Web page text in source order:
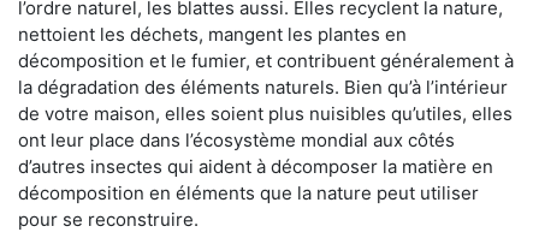
l’ordre naturel, les blattes aussi. Elles recyclent la nature,
nettoient les déchets, mangent les plantes en
décomposition et le fumier, et contribuent généralement à
la dégradation des éléments naturels. Bien qu’à l’intérieur
de votre maison, elles soient plus nuisibles qu’utiles, elles
ont leur place dans l’écosystème mondial aux côtés
d’autres insectes qui aident à décomposer la matière en
décomposition en éléments que la nature peut utiliser
pour se reconstruire.